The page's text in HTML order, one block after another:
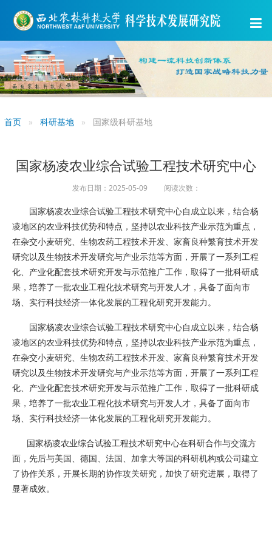
首页 科研基地 国家级科研基地
国家杨凌农业综合试验工程技术研究中心
发布日期：2025-05-09 阅读次数：
国家杨凌农业综合试验工程技术研究中心自成立以来，结合杨
凌地区的农业科技优势和特点，坚持以农业科技产业示范为重点，
在杂交小麦研究、生物农药工程技术开发、家畜良种繁育技术开发
研究以及生物技术开发研究与产业示范等方面，开展了一系列工程
化、产业化配套技术研究开发与示范推广工作，取得了一批科研成
果，培养了一批农业工程化技术研究与开发人才，具备了面向市
场、实行科技经济一体化发展的工程化研究开发能力。
国家杨凌农业综合试验工程技术研究中心自成立以来，结合杨
凌地区的农业科技优势和特点，坚持以农业科技产业示范为重点，
在杂交小麦研究、生物农药工程技术开发、家畜良种繁育技术开发
研究以及生物技术开发研究与产业示范等方面，开展了一系列工程
化、产业化配套技术研究开发与示范推广工作，取得了一批科研成
果，培养了一批农业工程化技术研究与开发人才，具备了面向市
场、实行科技经济一体化发展的工程化研究开发能力。
国家杨凌农业综合试验工程技术研究中心在科研合作与交流方
面，先后与美国、德国、法国、加拿大等国的科研机构或公司建立
了协作关系，开展长期的协作攻关研究，加快了研究进展，取得了
显著成效。